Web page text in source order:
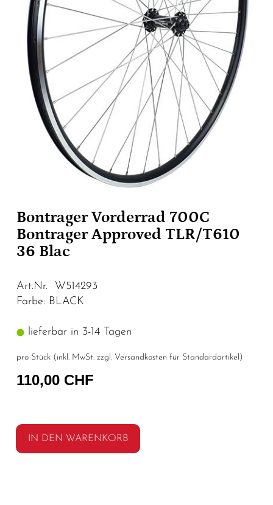
Bontrager Vorderrad 700C
Bontrager Approved TLR/T610
36 Blac
Art.Nr. W514293
Farbe: BLACK
lieferbar in 3-14 Tagen
pro Stück (inkl. MwSt. zzgl. Versandkosten für Standardartikel )
110,00 CHF
IN DEN WARENKORB